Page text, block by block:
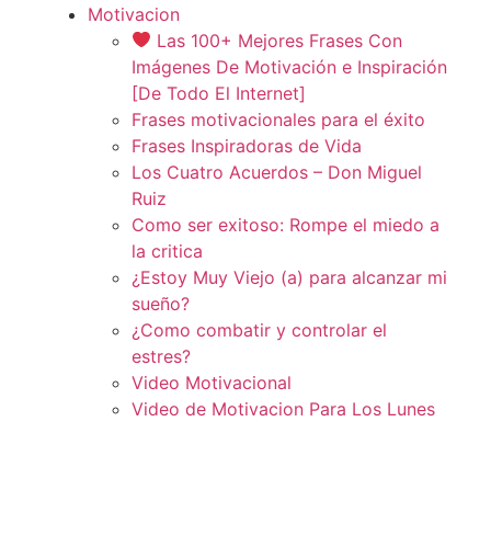
Motivacion
Las 100+ Mejores Frases Con
Imágenes De Motivación e Inspiración
[De Todo El Internet]
Frases motivacionales para el éxito
Frases Inspiradoras de Vida
Los Cuatro Acuerdos – Don Miguel
Ruiz
Como ser exitoso: Rompe el miedo a
la critica
¿Estoy Muy Viejo (a) para alcanzar mi
sueño?
¿Como combatir y controlar el
estres?
Video Motivacional
Video de Motivacion Para Los Lunes